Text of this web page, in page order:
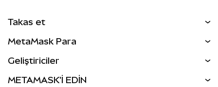
Takas et
Perps
RWA'lar
MetaMask Para
Geliştiriciler
METAMASK'İ EDİN